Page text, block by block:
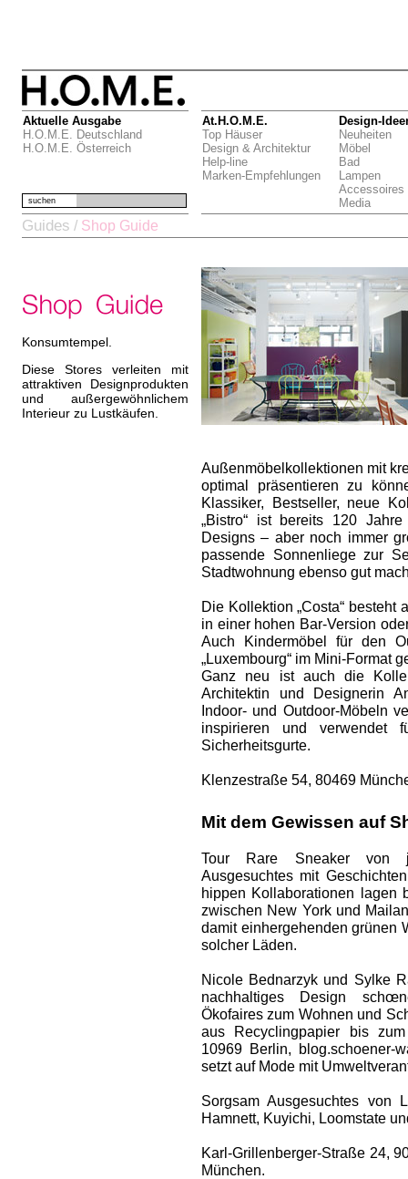
Aktuelle Ausgabe
H.O.M.E. Deutschland
H.O.M.E. Österreich
At.H.O.M.E.
Top Häuser
Design & Architektur
Help-line
Marken-Empfehlungen
Design-
Neuheiten
Möbel
Bad
Lampen
Accessoires
Media
suchen
Guides / Shop Guide
Konsumtempel.
Diese Stores verleiten mit
attraktiven Designprodukten
und außergewöhnlichem
Interieur zu Lustkäufen.
Außenmöbel­kollektionen mit
optimal präsentieren zu
Klassiker, Bestseller, neue
„Bistro“ ist bereits 120
Designs – aber noch immer
passende Sonnenliege zur
Stadtwohnung ebenso gut
Die Kollektion „Costa“
in einer hohen Bar-Version
Auch Kindermöbel für den
„Luxembourg“ im Mini-Format
Ganz neu ist auch die
Architektin und Designerin
Indoor- und Outdoor-Möbeln
inspirieren und verwendet
Sicherheitsgurte.
Klenzestraße 54, 80469
Mit dem Gewissen auf
Tour Rare Sneaker von
Ausgesuchtes mit
hippen Kollaborationen lagen
zwischen New York und
damit einhergehenden grünen
solcher Läden.
Nicole ­Bednarzyk und Sylke
nachhaltiges Design
Ökofaires zum Wohnen und
aus Recyclingpapier bis
10969 Berlin, blog.schoener-
setzt auf Mode mit
Sorgsam Ausgesuchtes von
Hamnett, Kuyichi, Loomstate
Karl-Grillenberger-Straße 24,
München.